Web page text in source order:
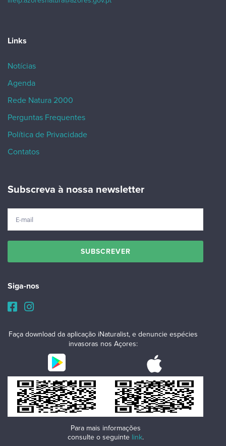
Links
Notícias
Agenda
Rede Natura 2000
Perguntas Frequentes
Política de Privacidade
Contatos
Subscreva à nossa newsletter
Siga-nos
Faça download da aplicação iNaturalist, e denuncie espécies
invasoras nos Açores:
Para mais informações
consulte o seguinte link.